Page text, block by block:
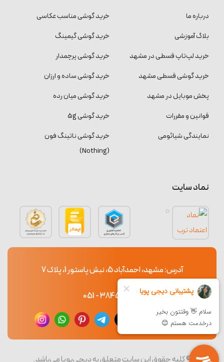
درباره ما
بلاگ آموزشی
خرید لپ‌تاپ قسطی در مشهد
خرید گوشی قسطی مشهد
پخش موبایل در مشهد
قوانین و مقررات
نمایندگی شیائومی
خرید گوشی مناسب عکاسی
خرید گوشی گیمینگ
خرید گوشی پرچمدار
خرید گوشی ساده و ارزان
خرید گوشی میان رده
خرید گوشی 5g
خرید گوشی ناتینگ فون
(Nothing)
نماد سایت
آدرس: مشهد، احمدآباد 5، نبش پاستور 1، پلاک 7
38453765 - 051
© کلیه حقوق این سایت متعلق به دیجی‌پویا می‌باشد.